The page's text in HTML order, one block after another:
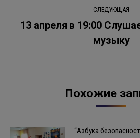
СЛЕДУЮЩАЯ
запись:
13 апреля в 19:00
музыку
Похожие
“Азбука